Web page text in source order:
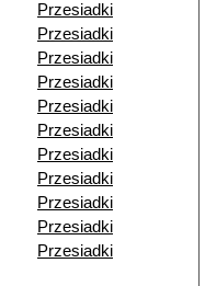
Przesiadki
Przesiadki
Przesiadki
Przesiadki
Przesiadki
Przesiadki
Przesiadki
Przesiadki
Przesiadki
Przesiadki
Przesiadki